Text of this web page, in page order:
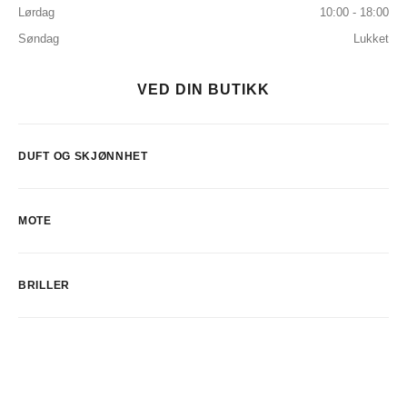
Lørdag
10:00 - 18:00
Søndag
Lukket
VED DIN BUTIKK
DUFT OG SKJØNNHET
MOTE
BRILLER